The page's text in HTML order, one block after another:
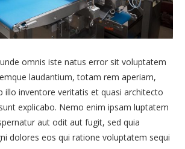
omnis iste natus error sit voluptatem
laudantium, totam rem aperiam,
illo inventore veritatis et quasi architecto
explicabo. Nemo enim ipsam luptatem
aut odit aut fugit, sed quia
dolores eos qui ratione voluptatem sequi